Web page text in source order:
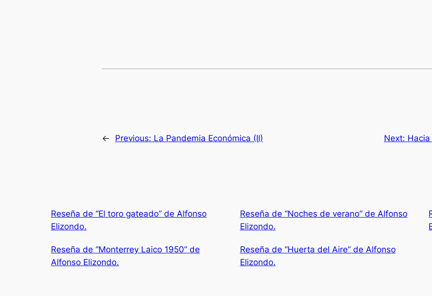
← Previous: La Pandemia Económica (II) Next:
Reseña de “El toro gateado” de Alfonso
Elizondo.
Reseña de “Noches de verano” de Alfonso
Elizondo.
Reseña de “Monterrey Laico 1950” de
Alfonso Elizondo.
Reseña de “Huerta del Aire” de Alfonso
Elizondo.